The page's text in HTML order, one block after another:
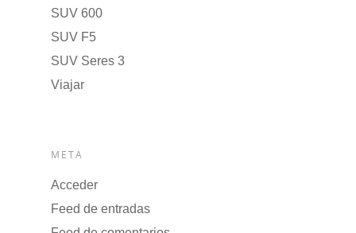
SUV 600
SUV F5
SUV Seres 3
Viajar
META
Acceder
Feed de entradas